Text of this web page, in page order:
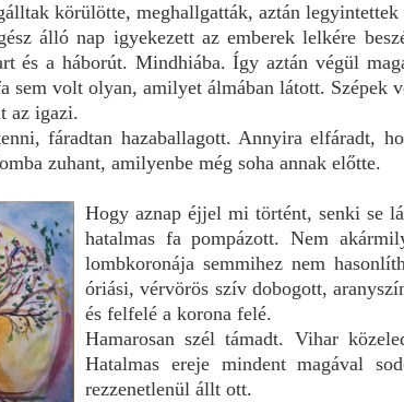
körülötte, meghallgatták, aztán
álló nap igyekezett az emberek lelkére
és a háborút. Mindhiába. Így aztán végül
sem volt olyan, amilyet álmában látott. Szépek
az igazi.
fáradtan hazaballagott. Annyira elfáradt,
zuhant, amilyenbe még soha annak előtte.
Hogy aznap éjjel mi történt, senki se
hatalmas fa pompázott. Nem
lombkoronája semmihez nem
óriási, vérvörös szív dobogott,
és felfelé a korona felé.
Hamarosan szél támadt. Vihar
Hatalmas ereje mindent magával
rezzenetlenül állt ott.